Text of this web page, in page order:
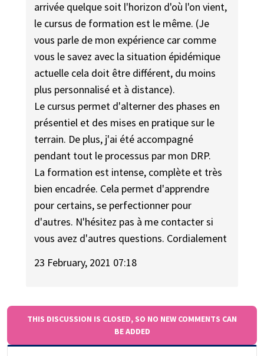
arrivée quelque soit l'horizon d'où l'on vient,
le cursus de formation est le même. (Je
vous parle de mon expérience car comme
vous le savez avec la situation épidémique
actuelle cela doit être différent, du moins
plus personnalisé et à distance).
Le cursus permet d'alterner des phases en
présentiel et des mises en pratique sur le
terrain. De plus, j'ai été accompagné
pendant tout le processus par mon DRP.
La formation est intense, complète et très
bien encadrée. Cela permet d'apprendre
pour certains, se perfectionner pour
d'autres. N'hésitez pas à me contacter si
vous avez d'autres questions. Cordialement
23 February, 2021 07:18
THIS DISCUSSION IS CLOSED, SO NO NEW COMMENTS CAN
BE ADDED